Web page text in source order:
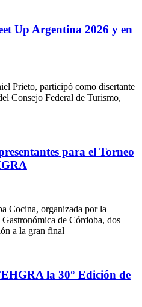
Up Argentina 2026 y en
Prieto, participó como disertante
Consejo Federal de Turismo,
para el Torneo
Cocina, organizada por la
de Córdoba, dos
a la gran final
la 30° Edición de